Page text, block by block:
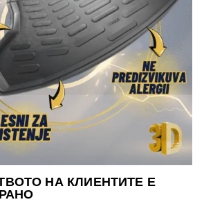
НА КЛИЕНТИТЕ Е